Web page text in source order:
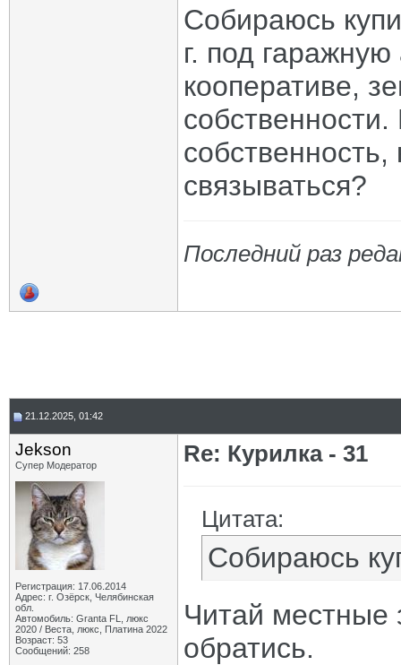
Собираюсь
г. под
кооперативе,
собственность,
связываться?
Последний раз
21.12.2025, 01:42
Jekson
Супер Модератор
Регистрация: 17.06.2014
Адрес: г. Озёрск, Челябинская
обл.
Автомобиль: Granta FL, люкс
2020 / Веста, люкс, Платина 2022
Возраст: 53
Сообщений: 258
Re: Курилка - 31
Цитата:
Собираюсь
Читай местные
обратись.